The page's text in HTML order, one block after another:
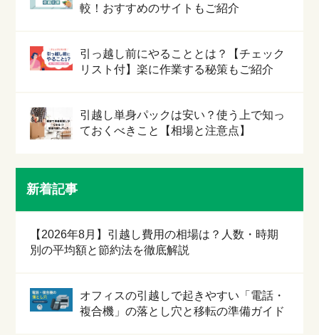
較！おすすめのサイトもご紹介
引っ越し前にやることとは？【チェック
リスト付】楽に作業する秘策もご紹介
引越し単身パックは安い？使う上で知っ
ておくべきこと【相場と注意点】
新着記事
【2026年8月】引越し費用の相場は？人数・時期
別の平均額と節約法を徹底解説
オフィスの引越しで起きやすい「電話・
複合機」の落とし穴と移転の準備ガイド